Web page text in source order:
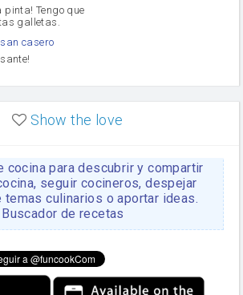
pinta! Tengo que
galletas.
casero
casera fácil y
de la abuela
Mz69gcVO3sI
Bizcocho
la foto aparece
xoco y en el
los ingredientes
Show the love
cocina para descubrir y compartir
seguir cocineros, despejar
temas culinarios o aportar ideas.
Buscador de recetas